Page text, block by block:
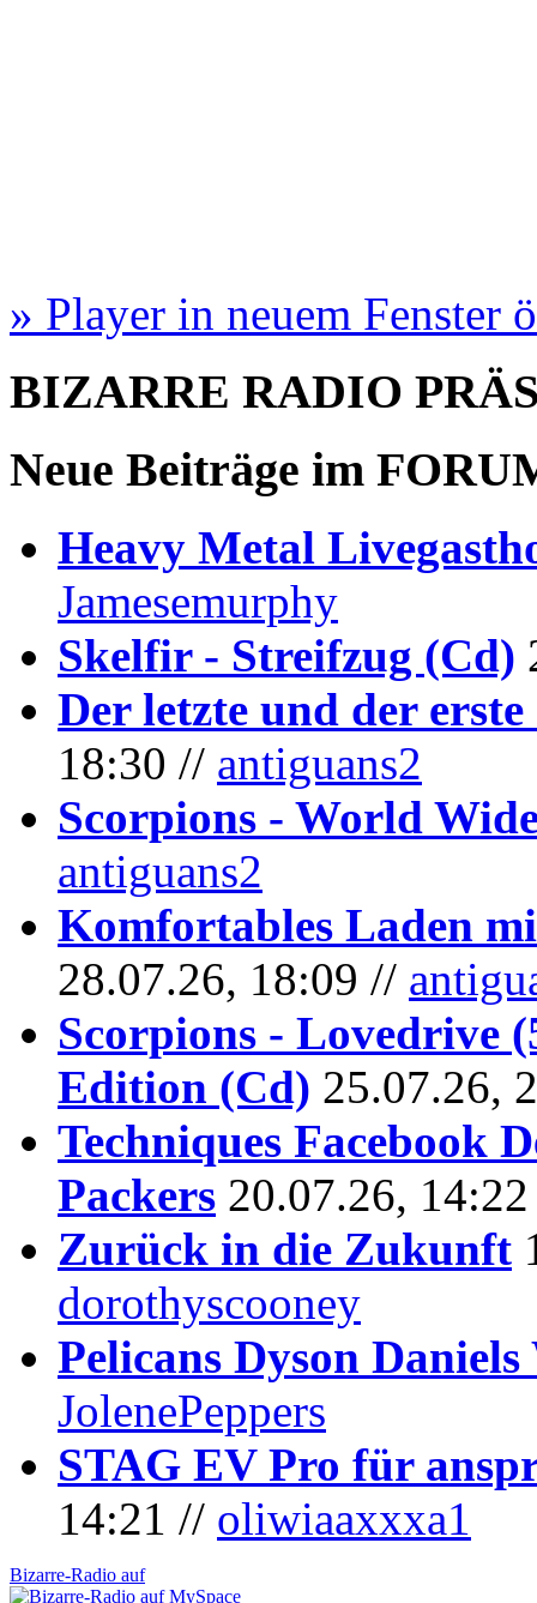
» Player in neuem Fenster
BIZARRE RADIO
Neue Beiträge im
Heavy Metal
Jamesemurphy
Skelfir - Streifzug (Cd)
Der letzte und der erste
18:30 // antiguans2
Scorpions - World
antiguans2
Komfortables Laden
28.07.26, 18:09 //
Scorpions - Lovedrive
Edition (Cd) 25.07.26,
Techniques Facebook
Packers 20.07.26,
Zurück in die Zukunft
dorothyscooney
Pelicans Dyson
JolenePeppers
STAG EV Pro für
14:21 // oliwiaaxxxa1
Bizarre-Radio auf